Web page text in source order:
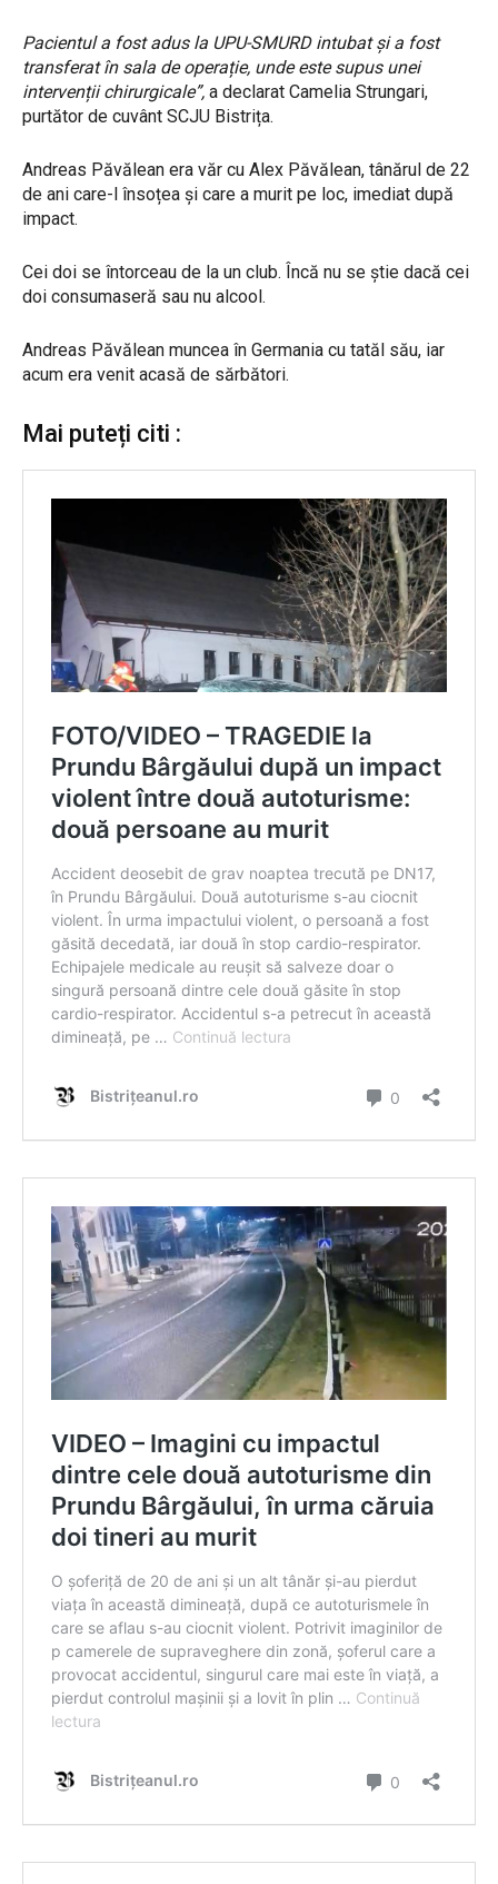
Pacientul a fost adus la UPU-SMURD intubat și a fost
transferat în sala de operație, unde este supus unei
intervenții chirurgicale”, a declarat Camelia Strungari,
purtător de cuvânt SCJU Bistrița.
Andreas Păvălean era văr cu Alex Păvălean, tânărul de 22
de ani care-l însoțea și care a murit pe loc, imediat după
impact.
Cei doi se întorceau de la un club. Încă nu se știe dacă cei
doi consumaseră sau nu alcool.
Andreas Păvălean muncea în Germania cu tatăl său, iar
acum era venit acasă de sărbători.
Mai puteți citi :